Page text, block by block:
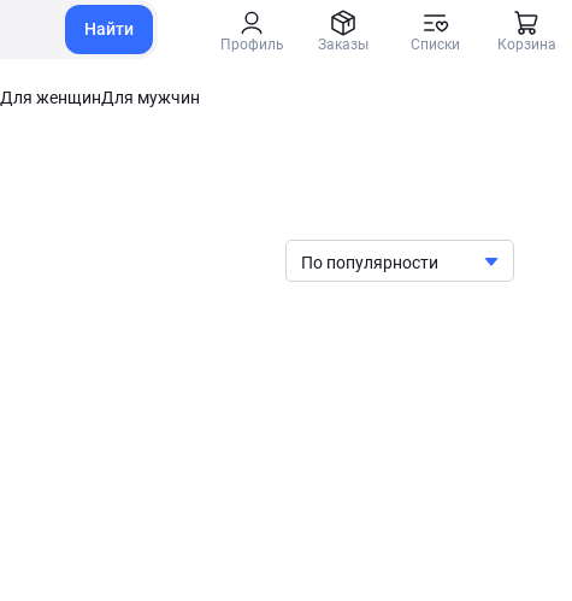
Найти
Профиль Заказы Списки Корзина
Для женщинДля мужчин
По популярности